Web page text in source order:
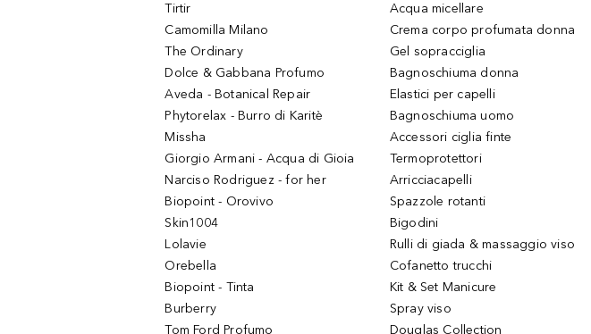
Tirtir
Camomilla Milano
The Ordinary
Dolce & Gabbana Profumo
Aveda - Botanical Repair
Phytorelax - Burro di Karitè
Missha
Giorgio Armani - Acqua di Gioia
Narciso Rodriguez - for her
Biopoint - Orovivo
Skin1004
Lolavie
Orebella
Biopoint - Tinta
Burberry
Tom Ford Profumo
Acqua micellare
Crema corpo profumata donna
Gel sopracciglia
Bagnoschiuma donna
Elastici per capelli
Bagnoschiuma uomo
Accessori ciglia finte
Termoprotettori
Arricciacapelli
Spazzole rotanti
Bigodini
Rulli di giada & massaggio viso
Cofanetto trucchi
Kit & Set Manicure
Spray viso
Douglas Collection